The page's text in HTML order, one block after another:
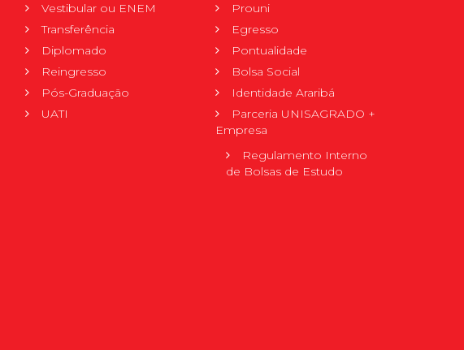
Vestibular ou ENEM
Transferência
Diplomado
Reingresso
Pós-Graduação
UATI
Prouni
Egresso
Pontualidade
Bolsa Social
Identidade Araribá
Parceria UNISAGRADO +
Empresa
Regulamento Interno
de Bolsas de Estudo